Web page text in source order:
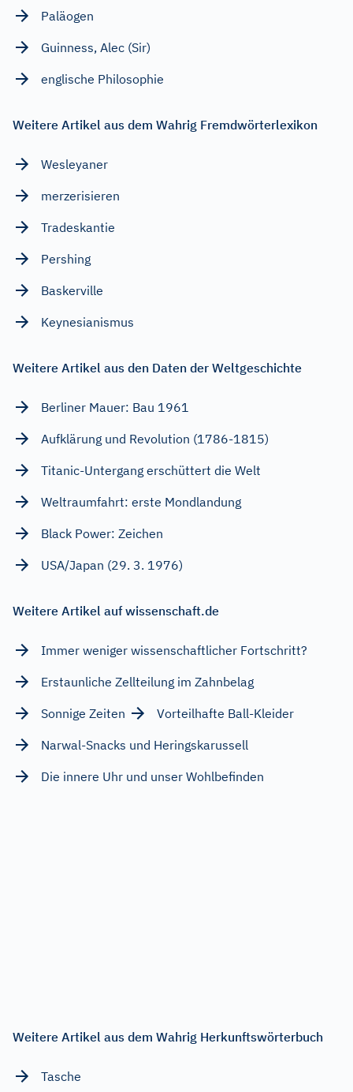
Paläogen
Guinness, Alec (Sir)
englische Philosophie
Weitere Artikel aus dem Wahrig Fremdwörterlexikon
Wesleyaner
merzerisieren
Tradeskantie
Pershing
Baskerville
Keynesianismus
Weitere Artikel aus den Daten der Weltgeschichte
Berliner Mauer: Bau 1961
Aufklärung und Revolution (1786-1815)
Titanic-Untergang erschüttert die Welt
Weltraumfahrt: erste Mondlandung
Black Power: Zeichen
USA/Japan (29. 3. 1976)
Weitere Artikel auf wissenschaft.de
Immer weniger wissenschaftlicher Fortschritt?
Erstaunliche Zellteilung im Zahnbelag
Sonnige Zeiten
Vorteilhafte Ball-Kleider
Narwal-Snacks und Heringskarussell
Die innere Uhr und unser Wohlbefinden
Weitere Artikel aus dem Wahrig Herkunftswörterbuch
Tasche